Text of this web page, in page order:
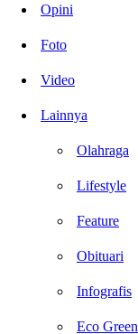
Opini
Foto
Video
Lainnya
Olahraga
Lifestyle
Feature
Obituari
Infografis
Eco Green